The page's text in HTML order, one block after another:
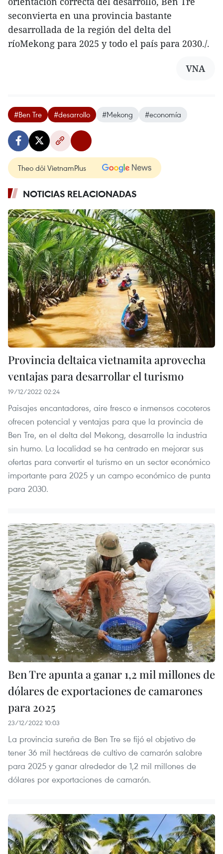
seconvierta en una provincia bastante
desarrollada de la región del delta del
ríoMekong para 2025 y todo el país para 2030./.
VNA
#Ben Tre #desarrollo #Mekong #economía
Theo dõi VietnamPlus
NOTICIAS RELACIONADAS
Provincia deltaica vietnamita aprovecha
ventajas para desarrollar el turismo
19/12/2022 02:24
Paisajes encantadores, aire fresco e inmensos cocoteros
ofrecen potencial y ventajas para que la provincia de
Ben Tre, en el delta del Mekong, desarrolle la industria
sin humo. La localidad se ha centrado en mejorar sus
ofertas para convertir el turismo en un sector económico
importante para 2025 y un campo económico de punta
para 2030.
Ben Tre apunta a ganar 1,2 mil millones de
dólares de exportaciones de camarones
para 2025
23/12/2022 10:03
La provincia sureña de Ben Tre se fijó el objetivo de
tener 36 mil hectáreas de cultivo de camarón salobre
para 2025 y ganar alrededor de 1,2 mil millones de
dólares por exportaciones de camarón.